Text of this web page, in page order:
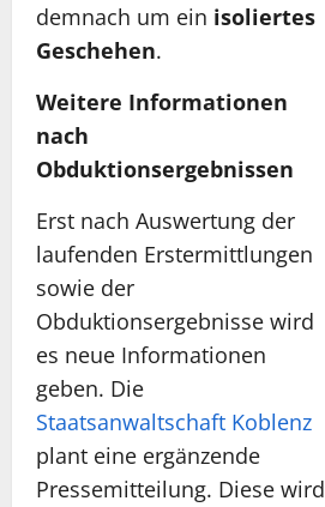
demnach um ein isoliertes
Geschehen.
Weitere Informationen
nach
Obduktionsergebnissen
Erst nach Auswertung der
laufenden Erstermittlungen
sowie der
Obduktionsergebnisse wird
es neue Informationen
geben. Die
Staatsanwaltschaft Koblenz
plant eine ergänzende
Pressemitteilung. Diese wird